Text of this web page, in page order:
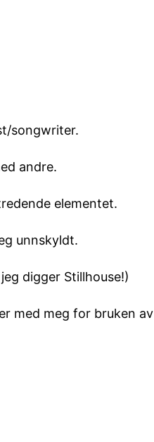
songwriter.
andre.
elementet.
unnskyldt.
digger Stillhouse!)
med meg for bruken av